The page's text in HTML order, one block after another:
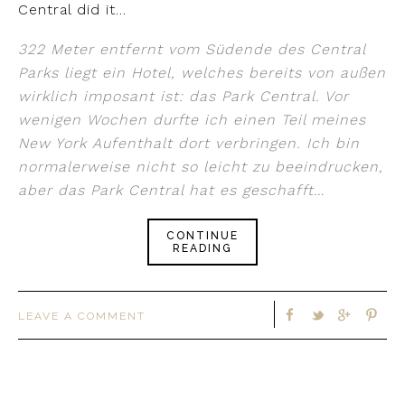
Central did it…
322 Meter entfernt vom Südende des Central
Parks liegt ein Hotel, welches bereits von außen
wirklich imposant ist: das Park Central. Vor
wenigen Wochen durfte ich einen Teil meines
New York Aufenthalt dort verbringen. Ich bin
normalerweise nicht so leicht zu beeindrucken,
aber das Park Central hat es geschafft…
CONTINUE
READING
LEAVE A COMMENT